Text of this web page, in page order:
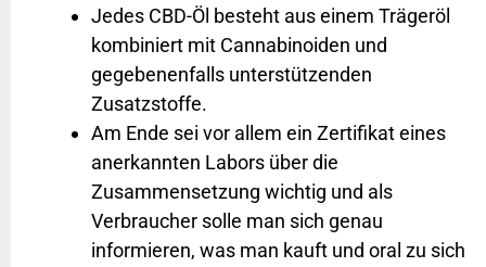
Jedes CBD-Öl besteht aus einem Trägeröl
kombiniert mit Cannabinoiden und
gegebenenfalls unterstützenden
Zusatzstoffe.
Am Ende sei vor allem ein Zertifikat eines
anerkannten Labors über die
Zusammensetzung wichtig und als
Verbraucher solle man sich genau
informieren, was man kauft und oral zu sich